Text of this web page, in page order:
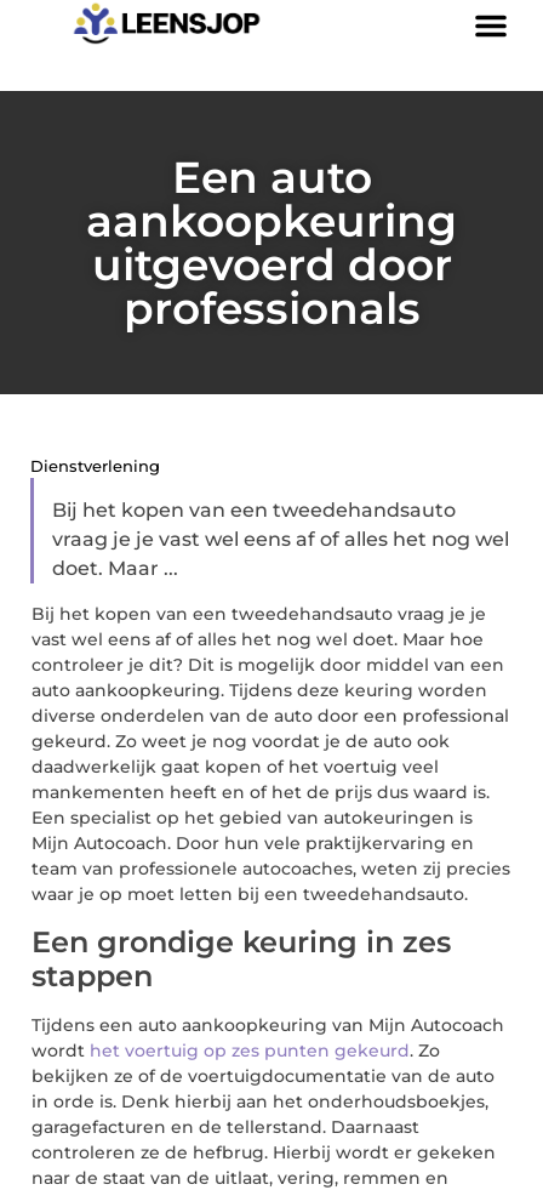
Een auto
aankoopkeuring
uitgevoerd door
professionals
Dienstverlening
Bij het kopen van een tweedehandsauto
vraag je je vast wel eens af of alles het nog wel
doet. Maar ...
Bij het kopen van een tweedehandsauto vraag je je
vast wel eens af of alles het nog wel doet. Maar hoe
controleer je dit? Dit is mogelijk door middel van een
auto aankoopkeuring. Tijdens deze keuring worden
diverse onderdelen van de auto door een professional
gekeurd. Zo weet je nog voordat je de auto ook
daadwerkelijk gaat kopen of het voertuig veel
mankementen heeft en of het de prijs dus waard is.
Een specialist op het gebied van autokeuringen is
Mijn Autocoach. Door hun vele praktijkervaring en
team van professionele autocoaches, weten zij precies
waar je op moet letten bij een tweedehandsauto.
Een grondige keuring in zes
stappen
Tijdens een auto aankoopkeuring van Mijn Autocoach
wordt het voertuig op zes punten gekeurd. Zo
bekijken ze of de voertuigdocumentatie van de auto
in orde is. Denk hierbij aan het onderhoudsboekjes,
garagefacturen en de tellerstand. Daarnaast
controleren ze de hefbrug. Hierbij wordt er gekeken
naar de staat van de uitlaat, vering, remmen en